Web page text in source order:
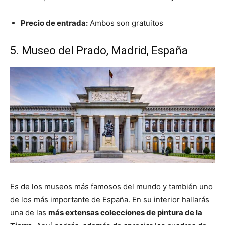
Precio de entrada: Ambos son gratuitos
5. Museo del Prado, Madrid, España
Es de los museos más famosos del mundo y también uno
de los más importante de España. En su interior hallarás
una de las más extensas colecciones de pintura de la